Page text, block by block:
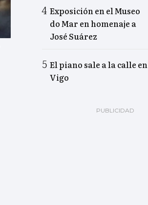
Exposición en el Museo
do Mar en homenaje a
José Suárez
El piano sale a la calle en
Vigo